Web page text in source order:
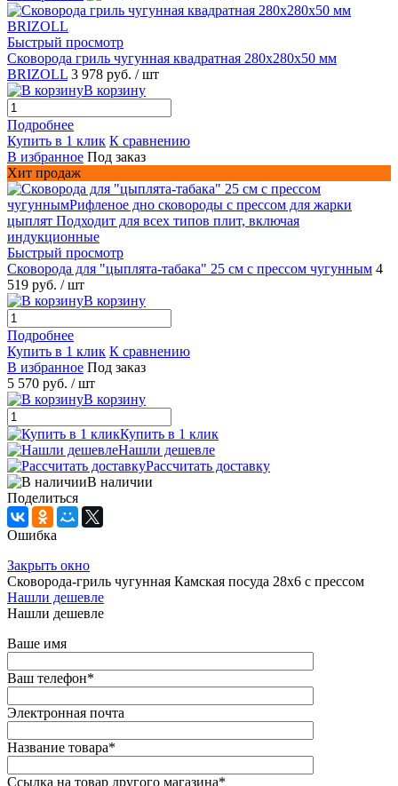
Быстрый просмотр
Сковорода гриль чугунная квадратная 280х280х50 мм
BRIZOLL 3 978 руб. / шт
В корзину
Подробнее
Купить в 1 клик К сравнению
В избранное Под заказ
Хит продаж
Быстрый просмотр
Сковорода для "цыплята-табака" 25 см с прессом чугунным 4
519 руб. / шт
В корзину
Подробнее
Купить в 1 клик К сравнению
В избранное Под заказ
5 570 руб. / шт
В корзину
Купить в 1 клик
Нашли дешевле
Рассчитать доставку
В наличии
Поделиться
Ошибка
Закрыть окно
Сковорода-гриль чугунная Камская посуда 28х6 с прессом
Нашли дешевле
Нашли дешевле
Ваше имя
Ваш телефон*
Электронная почта
Название товара*
Ссылка на товар другого магазина*